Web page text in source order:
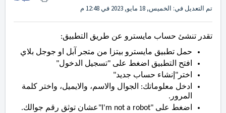
تم التعديل في: الخميس, 18 مايو, 2023 في 12:48 م
تقدر تنشئ حساب مايسترو عن طريق التطبيق:
حمل تطبيق مايسترو بيتزا من متجر آبل او جوجل بلاي
افتح التطبيق اضغط على "تسجيل الدخول"
اختر"إنشاء حساب جديد"
ادخل معلوماتك: الجوال والاسم، والايميل، واختر كلمة
المرور.
اضغط على "I'm not a robot"عشان توثق رقم جوالك.